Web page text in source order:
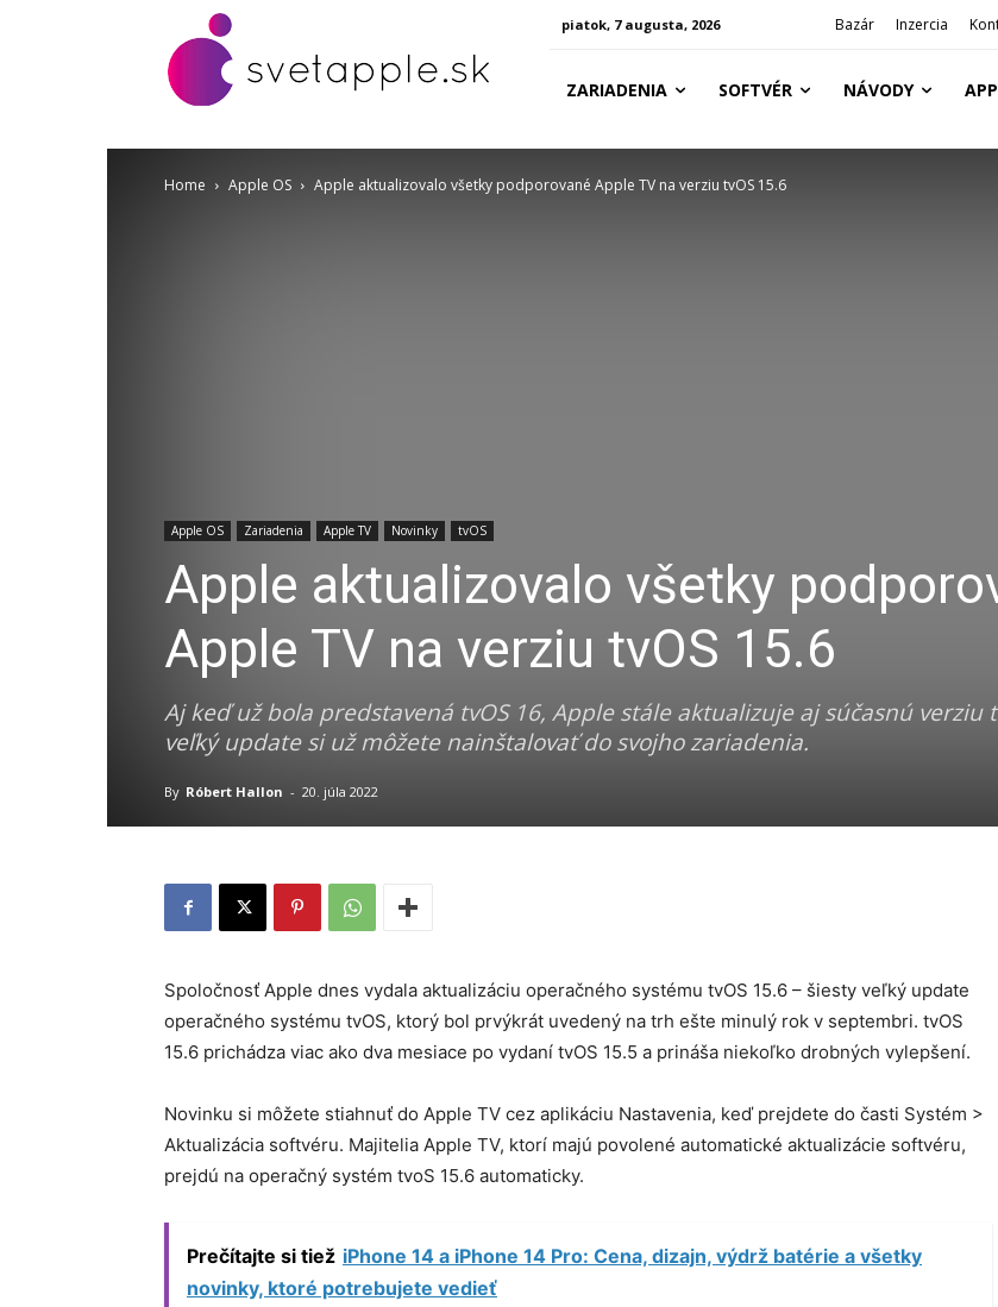
piatok, 7 augusta, 2026 Bazár Inzercia
ZARIADENIA SOFTVÉR NÁVODY
Home Apple OS Apple aktualizovalo všetky podporované Apple TV na verziu tvOS 15.6
Apple OS Zariadenia Apple TV Novinky tvOS
Apple aktualizovalo všetky
Apple TV na verziu tvOS 15.6
Aj keď už bola predstavená tvOS 16, Apple stále aktualizuje aj súčasnú verziu
veľký update si už môžete nainštalovať do svojho zariadenia.
By Róbert Hallon - 20. júla 2022
Spoločnosť Apple dnes vydala aktualizáciu operačného systému tvOS 15.6 – šiesty veľký update
operačného systému tvOS, ktorý bol prvýkrát uvedený na trh ešte minulý rok v septembri. tvOS
15.6 prichádza viac ako dva mesiace po vydaní tvOS 15.5 a prináša niekoľko drobných vylepšení.
Novinku si môžete stiahnuť do Apple TV cez aplikáciu Nastavenia, keď prejdete do časti Systém >
Aktualizácia softvéru. Majitelia Apple TV, ktorí majú povolené automatické aktualizácie softvéru,
prejdú na operačný systém tvoS 15.6 automaticky.
Prečítajte si tiež iPhone 14 a iPhone 14 Pro: Cena, dizajn, výdrž batérie a všetky
novinky, ktoré potrebujete vedieť